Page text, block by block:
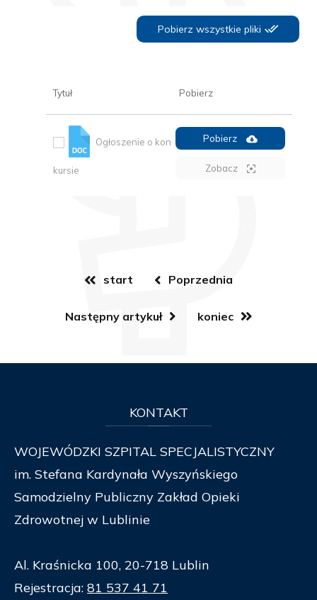
Pobierz wszystkie pliki
Tytuł Pobierz
Ogłoszenie o kon
kursie
Pobierz
Zobacz
start Poprzednia
Następny artykuł koniec
KONTAKT
WOJEWÓDZKI SZPITAL SPECJALISTYCZNY
im. Stefana Kardynała Wyszyńskiego
Samodzielny Publiczny Zakład Opieki
Zdrowotnej w Lublinie
Al. Kraśnicka 100, 20-718 Lublin
Rejestracja: 81 537 41 71